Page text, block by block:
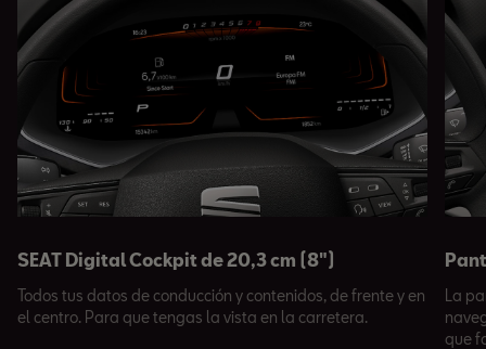
SEAT Digital Cockpit de 20,3 cm (8")
Todos tus datos de conducción y contenidos, de frente y en
el centro. Para que tengas la vista en la carretera.
La
que